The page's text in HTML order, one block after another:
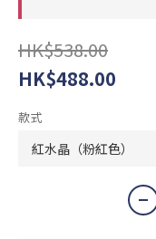
HK$538.00
HK$488.00
款式